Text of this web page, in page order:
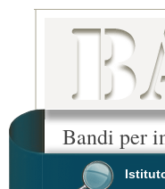
Bandi per